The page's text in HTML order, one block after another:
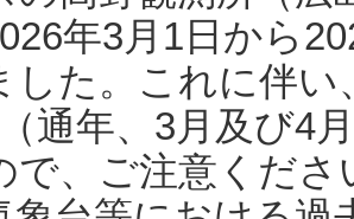
年3月1日から
した。これに伴い
通年、3月及び4
で、ご注意くだ